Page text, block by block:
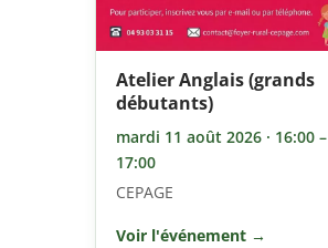
Atelier Anglais (grands
débutants)
mardi 11 août 2026 · 16:00 –
17:00
CEPAGE
Voir l'événement →